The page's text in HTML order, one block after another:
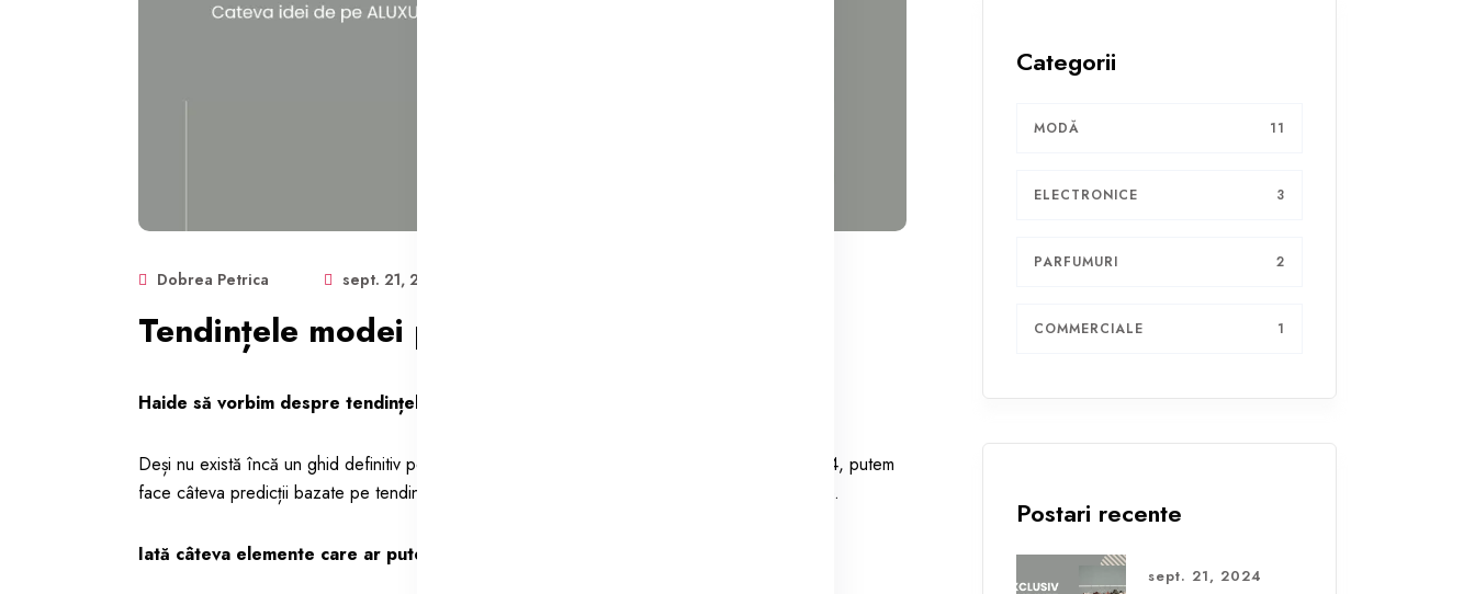
Dobrea Petrica sept. 21, 2024
Tendințele modei pentru iarna 2024
Haide să vorbim despre tendințele modei pentru iarna 2024!
Deși nu există încă un ghid definitiv pentru tendințele specifice din România pentru iarna 2024, putem
face câteva predicții bazate pe tendințele globale și pe ceea ce am văzut în ultimele sezoane.
Iată câteva elemente care ar putea fi la modă în această iarnă:
Categorii
MODĂ 11
ELECTRONICE 3
PARFUMURI 2
COMMERCIALE 1
Postari recente
sept. 21, 2024